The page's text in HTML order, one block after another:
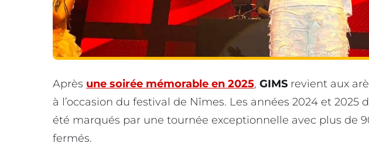
Après une soirée mémorable en 2025, GIMS revient aux
à l’occasion du festival de Nîmes. Les années 2024 et 2025
été marqués par une tournée exceptionnelle avec plus de
fermés.